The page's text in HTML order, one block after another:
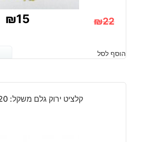
₪22
המקורי
₪15
הנוכחי
הוסף לסל
קלציט ירוק גלם משקל: 120 גרם